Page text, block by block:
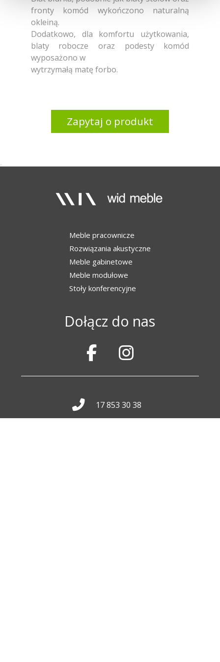
fronty komód wykończono naturalną
okleiną.
Dodatkowo, dla komfortu użytkowania,
blaty robocze oraz podesty komód
wyposażono w
wytrzymałą matę forbo.
Zapytaj o produkt
Meble pracownicze
Rozwiązania akustyczne
Meble gabinetowe
Meble modułowe
Stoły konferencyjne
Dołącz do nas
17 853 30 38